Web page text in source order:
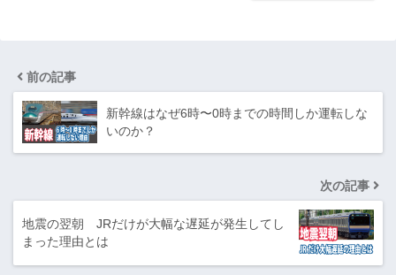
前の記事
新幹線はなぜ6時〜0時までの時間しか運転しな
いのか？
次の記事
地震の翌朝 JRだけが大幅な遅延が発生してし
まった理由とは